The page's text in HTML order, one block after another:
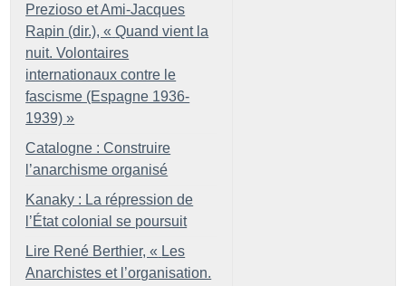
Prezioso et Ami-Jacques
Rapin (dir.), « Quand vient la
nuit. Volontaires
internationaux contre le
fascisme (Espagne 1936-
1939) »
Catalogne : Construire
l’anarchisme organisé
Kanaky : La répression de
l’État colonial se poursuit
Lire René Berthier, « Les
Anarchistes et l’organisation.